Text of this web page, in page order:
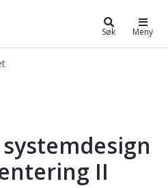
Søk Meny
systemdesign
II